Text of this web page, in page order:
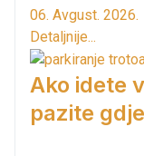
06. Avgust. 2026.
Detaljnije...
Ako idete
pazite